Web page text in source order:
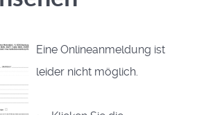
Eine Onlineanmeldung ist
leider nicht möglich.